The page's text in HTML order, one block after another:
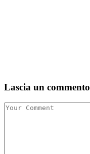
Lascia un commento